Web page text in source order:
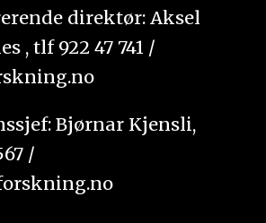
direktør: Aksel
, tlf 922 47 741 /
Bjørnar Kjensli,
/